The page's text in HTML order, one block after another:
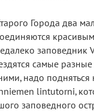
Города два
заповедник
самые
надо подняться
lintutorni,
заповедного